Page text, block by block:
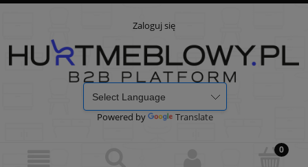
Zaloguj się
Powered by Translate